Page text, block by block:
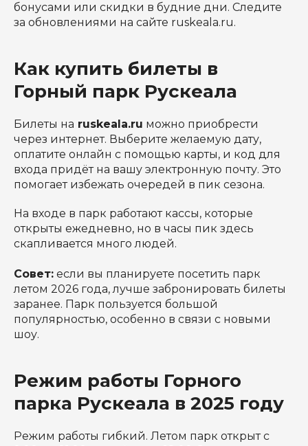
бонусами или скидки в будние дни. Следите
за обновлениями на сайте ruskeala.ru.
Как купить билеты в
Горный парк Рускеала
Билеты на ruskeala.ru можно приобрести
через интернет. Выберите желаемую дату,
оплатите онлайн с помощью карты, и код для
входа придёт на вашу электронную почту. Это
помогает избежать очередей в пик сезона.
На входе в парк работают кассы, которые
открыты ежедневно, но в часы пик здесь
скапливается много людей.
Совет: если вы планируете посетить парк
летом 2026 года, лучше забронировать билеты
заранее. Парк пользуется большой
популярностью, особенно в связи с новыми
шоу.
Режим работы Горного
парка Рускеала в 2025 году
Режим работы гибкий. Летом парк открыт с